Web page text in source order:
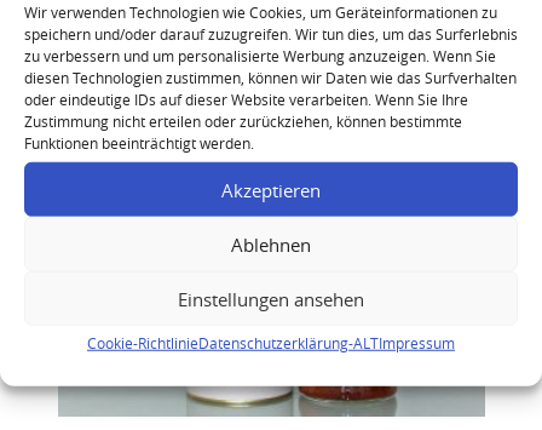
Wir verwenden Technologien wie Cookies, um Geräteinformationen zu
speichern und/oder darauf zuzugreifen. Wir tun dies, um das Surferlebnis
zu verbessern und um personalisierte Werbung anzuzeigen. Wenn Sie
diesen Technologien zustimmen, können wir Daten wie das Surfverhalten
oder eindeutige IDs auf dieser Website verarbeiten. Wenn Sie Ihre
Zustimmung nicht erteilen oder zurückziehen, können bestimmte
Funktionen beeinträchtigt werden.
Akzeptieren
Ablehnen
Einstellungen ansehen
Cookie-RichtlinieDatenschutzerklärung-ALTImpressum